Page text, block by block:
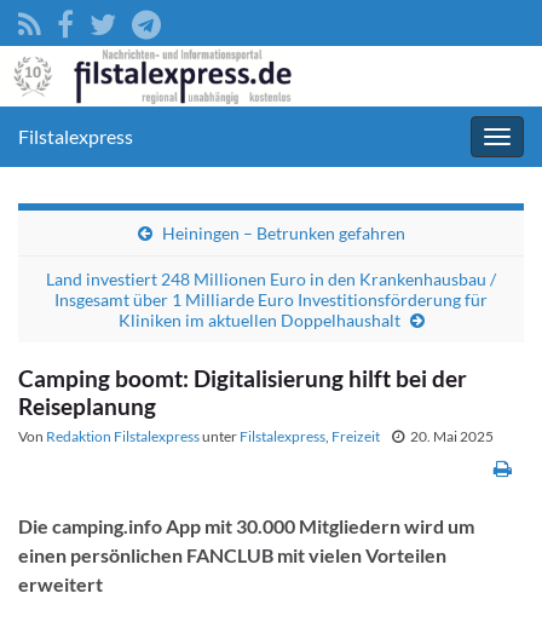
Filstalexpress
Heiningen – Betrunken gefahren
Land investiert 248 Millionen Euro in den Krankenhausbau /
Insgesamt über 1 Milliarde Euro Investitionsförderung für
Kliniken im aktuellen Doppelhaushalt
Camping boomt: Digitalisierung hilft bei der
Reiseplanung
Von Redaktion Filstalexpressunter Filstalexpress, Freizeit 20. Mai 2025
Die camping.info App mit 30.000 Mitgliedern wird um
einen persönlichen FANCLUB mit vielen Vorteilen
erweitert